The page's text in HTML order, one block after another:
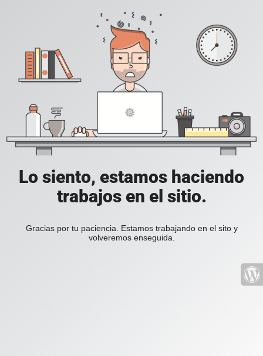
Lo siento, estamos haciendo
trabajos en el sitio.
Gracias por tu paciencia. Estamos trabajando en el sito y
volveremos enseguida.